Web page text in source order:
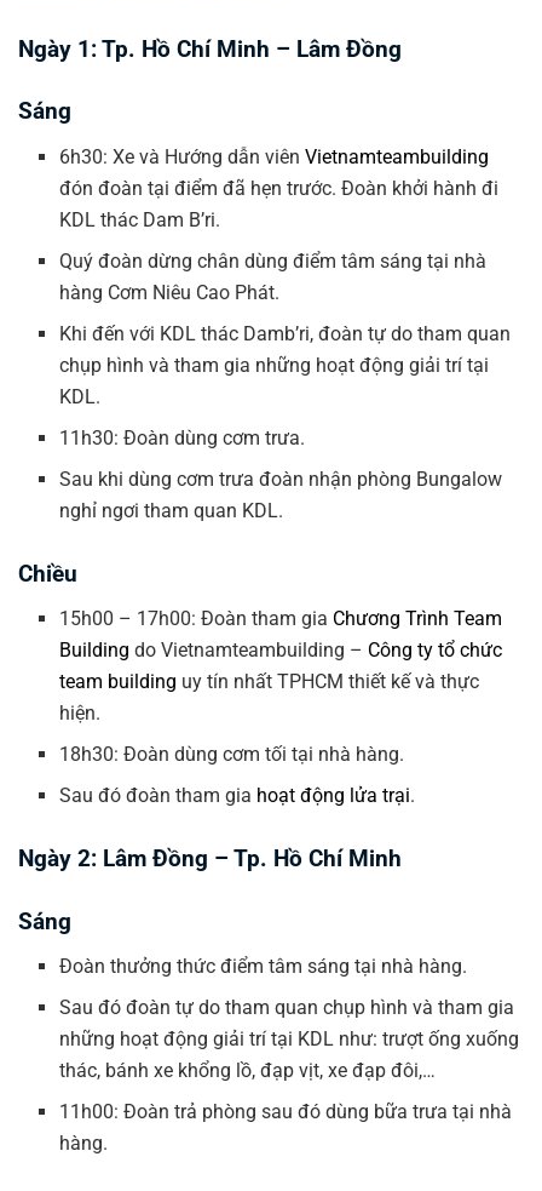
Ngày 1: Tp. Hồ Chí Minh – Lâm Đồng
Sáng
6h30: Xe và Hướng dẫn viênVietnamteambuilding
đón đoàn tại điểm đã hẹn trước. Đoàn khởi hành đi
KDL thác Dam B’ri.
Quý đoàn dừng chân dùng điểm tâm sáng tại nhà
hàng Cơm Niêu Cao Phát.
Khi đến với KDL thác Damb’ri, đoàn tự do tham quan
chụp hình và tham gia những hoạt động giải trí tại
KDL.
11h30: Đoàn dùng cơm trưa.
Sau khi dùng cơm trưa đoàn nhận phòng Bungalow
nghỉ ngơi tham quan KDL.
Chiều
15h00 – 17h00: Đoàn tham gia Chương Trình Team
Building do Vietnamteambuilding – Công ty tổ chức
team building uy tín nhất TPHCM thiết kế và thực
hiện.
18h30: Đoàn dùng cơm tối tại nhà hàng.
Sau đó đoàn tham gia hoạt động lửa trại.
Ngày 2: Lâm Đồng – Tp. Hồ Chí Minh
Sáng
Đoàn thưởng thức điểm tâm sáng tại nhà hàng.
Sau đó đoàn tự do tham quan chụp hình và tham gia
những hoạt động giải trí tại KDL như: trượt ống xuống
thác, bánh xe khổng lồ, đạp vịt, xe đạp đôi,…
11h00: Đoàn trả phòng sau đó dùng bữa trưa tại nhà
hàng.